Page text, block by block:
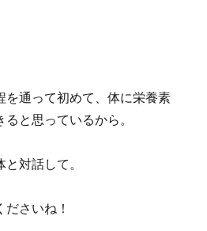
を通って初めて、体に栄養素
と思っているから。
対話して。
さいね！